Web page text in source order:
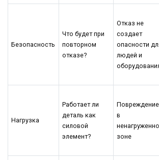
Безопасность
Что будет при
повторном
отказе?
Отказ не
создает
опасности
людей и
Нагрузка
Работает ли
деталь как
силовой
элемент?
Повреждение
в
зоне